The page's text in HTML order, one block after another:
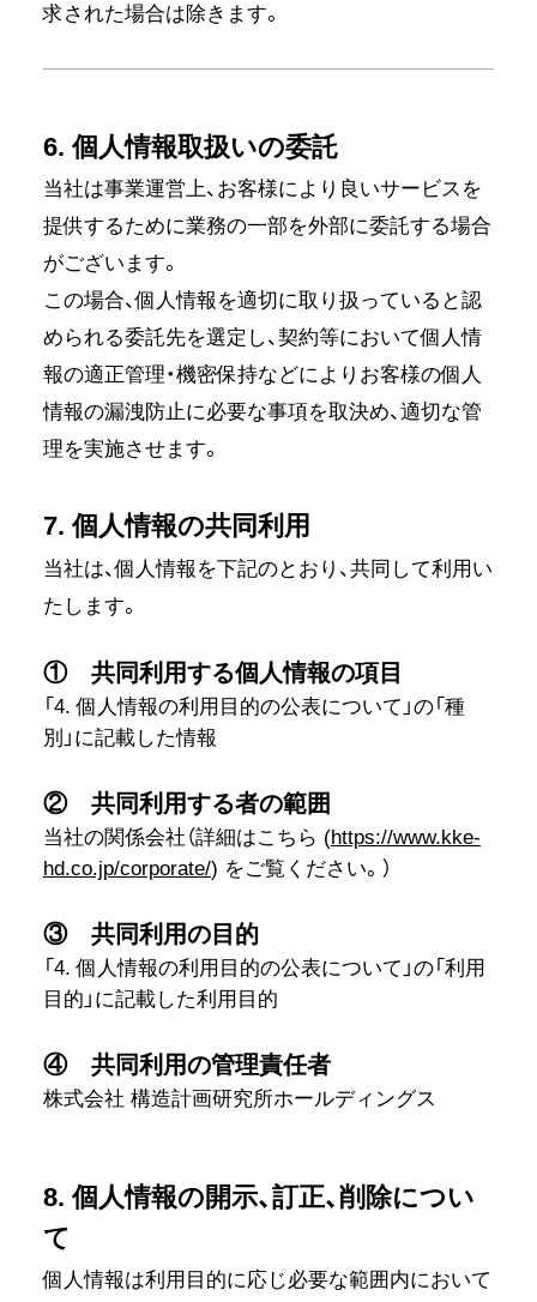
求された場合は除きます。
6. 個人情報取扱いの委託
当社は事業運営上、お客様により良いサービスを
提供するために業務の一部を外部に委託する場合
がございます。
この場合、個人情報を適切に取り扱っていると認
められる委託先を選定し、契約等において個人情
報の適正管理・機密保持などによりお客様の個人
情報の漏洩防止に必要な事項を取決め、適切な管
理を実施させます。
7. 個人情報の共同利用
当社は、個人情報を下記のとおり、共同して利用い
たします。
① 共同利用する個人情報の項目
「4. 個人情報の利用目的の公表について」の「種
別」に記載した情報
② 共同利用する者の範囲
当社の関係会社（詳細はこちら (https://www.kke-
hd.co.jp/corporate/) をご覧ください。）
③ 共同利用の目的
「4. 個人情報の利用目的の公表について」の「利用
目的」に記載した利用目的
④ 共同利用の管理責任者
株式会社 構造計画研究所ホールディングス
8. 個人情報の開示、訂正、削除につい
て
個人情報は利用目的に応じ必要な範囲内において